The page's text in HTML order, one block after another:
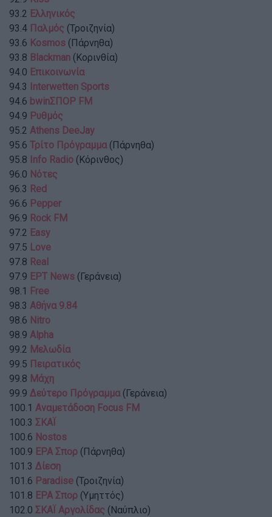
93.2 Ελληνικός
93.4 Παλμός (Τροιζηνία)
93.6 Kosmos (Πάρνηθα)
93.8 Βlackman (Κορινθία)
94.0 Επικοινωνία
94.3
Interwetten Sports
94.6 bwinΣΠΟΡ FM
94.9 Ρυθμός
95.2 Athens DeeJay
95.6 Τρίτο Πρόγραμμα (Πάρνηθα)
95.8 Info Radio (Κόρινθος)
96.0 Νότες
96.3 Red
96.6 Pepper
96.9 Rock FM
97.2 Easy
97.5 Love
97.8 Real
97.9 ΕΡΤ News (Γεράνεια)
98.1
Free
98.3 Αθήνα 9.84
98.6 Nitro
98.9 Alpha
99.2 Μελωδία
99.5 Πειρατικός
99.8 Μάχη
99.9 Δεύτερο Πρόγραμμα (Γεράνεια)
100.1 Αναμετάδοση Focus FM
100.3 ΣΚΑΪ
100.6 Nostos
100.9 ΕΡΑ Σπορ (Πάρνηθα)
101.3 Δίεση
101.6 Paradise (Τροιζηνία)
101.8 ΕΡΑ Σπορ (Υμηττός)
102.0 ΣΚΑΪ Αργολίδας (Ναύπλιο)